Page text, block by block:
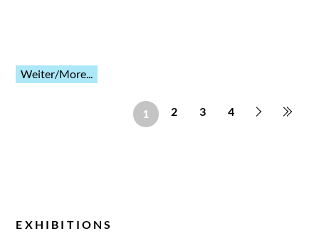
Weiter/More...
1 2 3 4
EXHIBITIONS